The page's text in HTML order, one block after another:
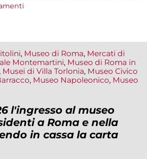
, Museo di Roma, Mercati di
Montemartini, Museo di Roma in
, Musei di Villa Torlonia, Museo Civico
, Museo Napoleonico, Museo
l'ingresso al museo
a Roma e nella
in cassa la carta